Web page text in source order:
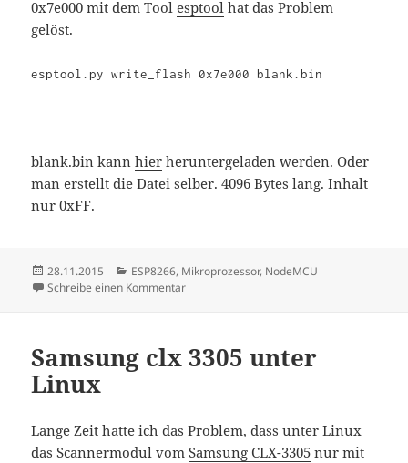
0x7e000 mit dem Toolesptool hat das Problem
gelöst.
esptool.py write_flash 0x7e000 blank.bin
blank.bin kannhier heruntergeladen werden. Oder
man erstellt die Datei selber. 4096 Bytes lang. Inhalt
nur 0xFF.
Veröffentlicht
am
28.11.2015 Kategorien
ESP8266, Mikroprozessor, NodeMCU
Schreibe einen Kommentarzu Endlosschleife Nodemcu
Samsung clx 3305 unter
Linux
Lange Zeit hatte ich das Problem, dass unter Linux
das Scannermodul vomSamsung CLX-3305 nur mit